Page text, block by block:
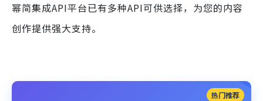
幂简集成API平台已有多种API可供选择，为您的内容
创作提供强大支持。
热门推荐